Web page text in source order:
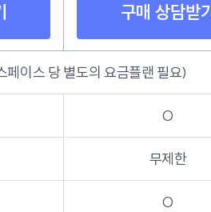
구매 상담받기
페이스 당 별도의 요금플랜 필요)
O
무제한
O